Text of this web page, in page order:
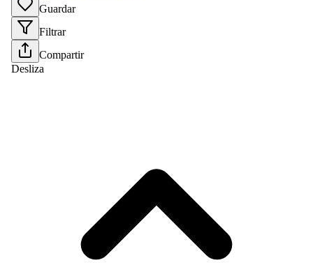
Guardar
Filtrar
Compartir
Desliza